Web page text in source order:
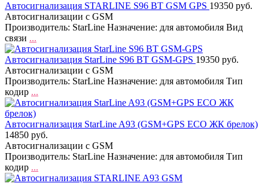
Автосигнализация STARLINE S96 BT GSM GPS 19350 руб.
Автосигнализации с GSM
Производитель: StarLine Назначение: для автомобиля Вид
связи ...
Автосигнализация StarLine S96 BT GSM-GPS 19350 руб.
Автосигнализации с GSM
Производитель: StarLine Назначение: для автомобиля Тип
кодир ...
Автосигнализация StarLine A93 (GSM+GPS ECO ЖК брелок)
14850 руб.
Автосигнализации с GSM
Производитель: StarLine Назначение: для автомобиля Тип
кодир ...